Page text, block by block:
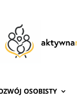
OSOBISTY